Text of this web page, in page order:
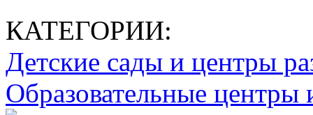
КАТЕГОРИИ:
Детские сады и центры
Образовательные центры